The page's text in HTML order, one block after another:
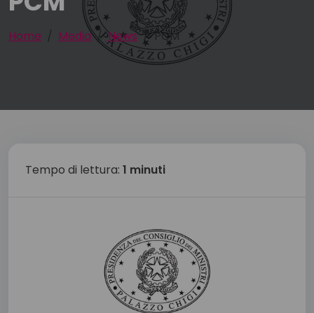
Home Media News PCM
Tempo di lettura: 1 minuti